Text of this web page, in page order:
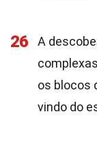
26
A
os blocos
vindo do